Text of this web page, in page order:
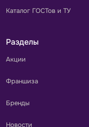
Каталог ГОСТов и ТУ
Разделы
Акции
Франшиза
Бренды
Новости